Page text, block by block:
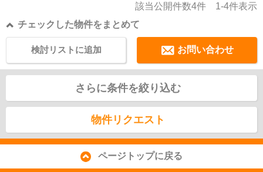
該当公開件数4件 1-4件表示
チェックした物件をまとめて
お問い合わせ
検討リストに追加
さらに条件を絞り込む
物件リクエスト
ページトップに戻る